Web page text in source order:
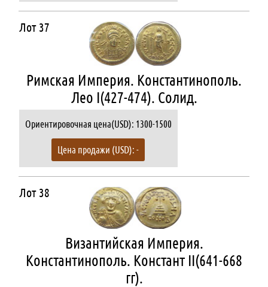
Лот 37
Римская Империя. Константинополь.
Лео I(427-474). Солид.
Ориентировочная цена(USD): 1300-1500
Цена продажи (USD): -
Лот 38
Византийская Империя.
Константинополь. Констант II(641-668
гг).